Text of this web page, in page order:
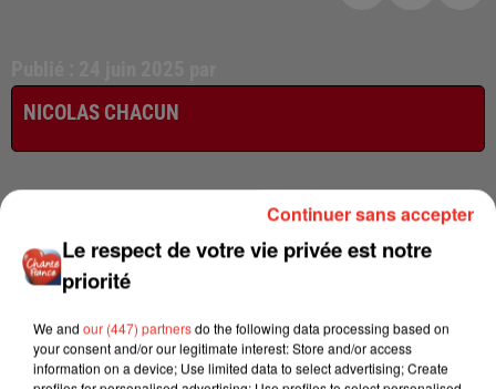
NICOLAS CHACUN
Le respect de votre vie privée est notre
priorité
We and our (447) partnersdo the following data processing based on
your consent and/or our legitimate interest: Store and/or access
information on a device; Use limited data to select advertising; Create
Continuer sans accepter